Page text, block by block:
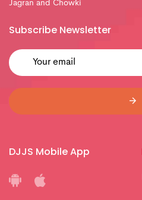
Jagran and Chowki
Subscribe Newsletter
DJJS Mobile App